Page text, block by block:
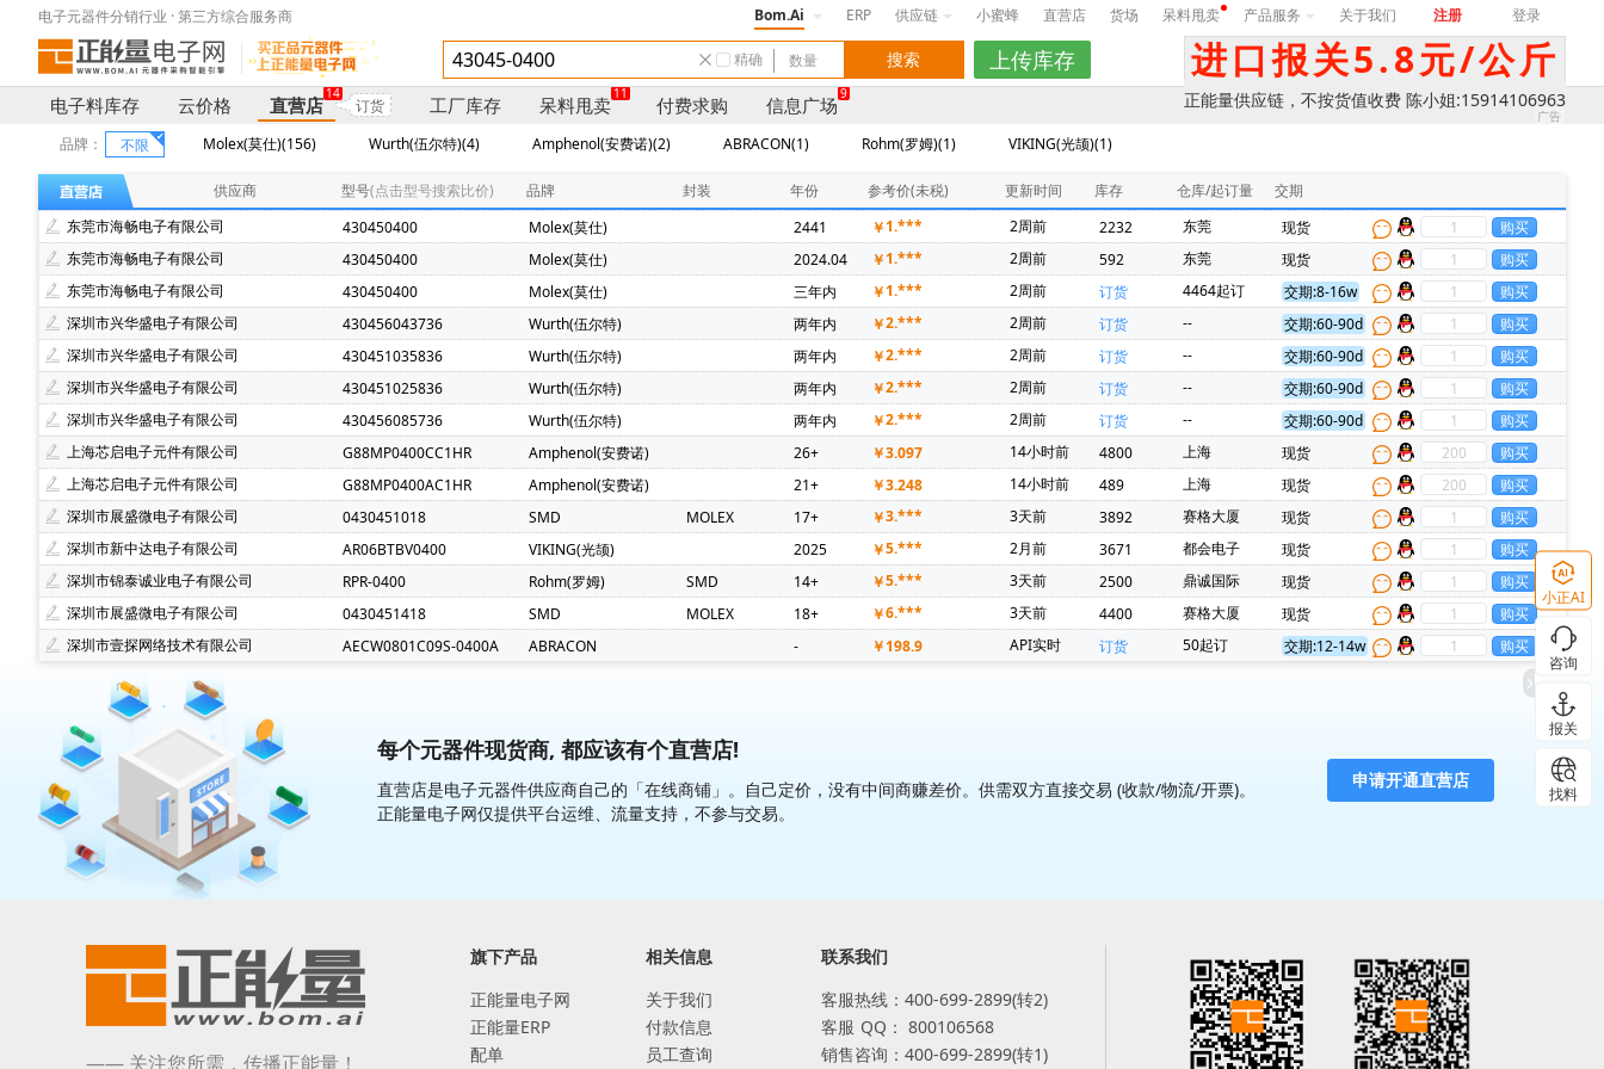
电子元器件分销行业 · 第三方综合服务商 Bom.Ai ERP 供应链 小蜜蜂 直营店 货场 呆料甩卖 产品服务 关于我们 注册 登录
精确 进口报关5.8元/公斤
正能量供应链，不按货值收费 陈小姐:15914106963
电子料库存 云价格 直营店
14
订货 工厂库存 呆料甩卖
11
付费求购 信息广场
9
品牌： 不限 Molex(莫仕)(156) Wurth(伍尔特)(4) Amphenol(安费诺)(2) ABRACON(1) Rohm(罗姆)(1) VIKING(光颉)(1)
供应商 型号(点击型号搜索比价) 品牌 封装 年份 参考价(未税) 更新时间 库存 仓库/起订量
交期
东莞市海畅电子有限公司
430450400 Molex(莫仕) 2441 ￥1.*** 2周前 2232 东莞
现货
东莞市海畅电子有限公司
430450400 Molex(莫仕) 2024.04 ￥1.*** 2周前 592 东莞
现货
东莞市海畅电子有限公司
430450400 Molex(莫仕) 三年内 ￥1.*** 2周前 订货 4464起订
交期:8-16w
深圳市兴华盛电子有限公司
430456043736 Wurth(伍尔特) 两年内 ￥2.*** 2周前 订货 --
交期:60-90d
深圳市兴华盛电子有限公司
430451035836 Wurth(伍尔特) 两年内 ￥2.*** 2周前 订货 --
交期:60-90d
深圳市兴华盛电子有限公司
430451025836 Wurth(伍尔特) 两年内 ￥2.*** 2周前 订货 --
交期:60-90d
深圳市兴华盛电子有限公司
430456085736 Wurth(伍尔特) 两年内 ￥2.*** 2周前 订货 --
交期:60-90d
上海芯启电子元件有限公司
G88MP0400CC1HR Amphenol(安费诺) 26+ ￥3.097 14小时前 4800 上海
现货
上海芯启电子元件有限公司
G88MP0400AC1HR Amphenol(安费诺) 21+ ￥3.248 14小时前 489 上海
现货
深圳市展盛微电子有限公司
0430451018 SMD MOLEX 17+ ￥3.*** 3天前 3892 赛格大厦
现货
深圳市新中达电子有限公司
AR06BTBV0400 VIKING(光颉) 2025 ￥5.*** 2月前 3671 都会电子
现货
深圳市锦泰诚业电子有限公司
RPR-0400 Rohm(罗姆) SMD 14+ ￥5.*** 3天前 2500 鼎诚国际
现货
深圳市展盛微电子有限公司
0430451418 SMD MOLEX 18+ ￥6.*** 3天前 4400 赛格大厦
现货
深圳市壹探网络技术有限公司
AECW0801C09S-0400A ABRACON - ￥198.9 API实时 订货 50起订 交期:12-14w
每个元器件现货商, 都应该有个直营店!
直营店是电子元器件供应商自己的「在线商铺」。自己定价，没有中间商赚差价。供需双方直接交易 (收款/物流/开票)。
正能量电子网仅提供平台运维、流量支持，不参与交易。
—— 关注您所需，传播正能量！
旗下产品
正能量电子网
正能量ERP
配单
相关信息
关于我们
付款信息
员工查询
联系我们
客服热线：400-699-2899(转2)
客服 QQ： 800106568
销售咨询：400-699-2899(转1)
小正AI
咨询
报关
找料